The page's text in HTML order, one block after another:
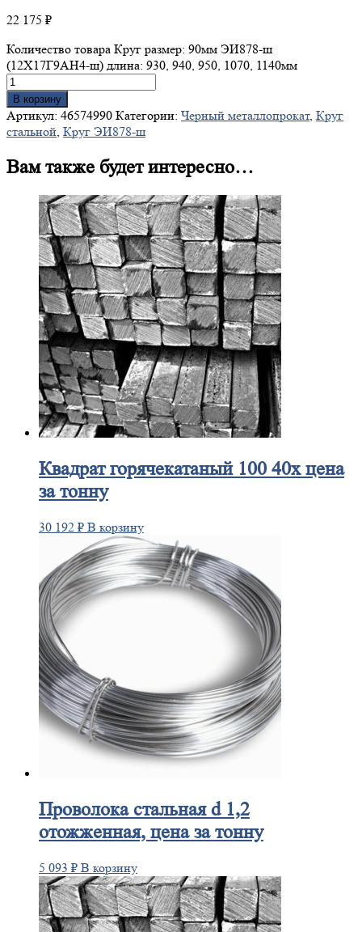
22 175 ₽
Количество товара Круг размер: 90мм ЭИ878-ш
(12Х17Г9АН4-ш) длина: 930, 940, 950, 1070, 1140мм
В корзину
Артикул: 46574990 Категории: Черный металлопрокат, Круг
стальной, Круг ЭИ878-ш
Вам также будет интересно…
Квадратгорячекатаный 100 40х цена
за тонну
30 192 ₽ В корзину
Проволокастальная d 1,2
отожженная, цена за тонну
5 093 ₽ В корзину